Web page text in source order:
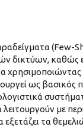
(Few-
δικτύων, καθώς
ως
λειτουργούν με
τα